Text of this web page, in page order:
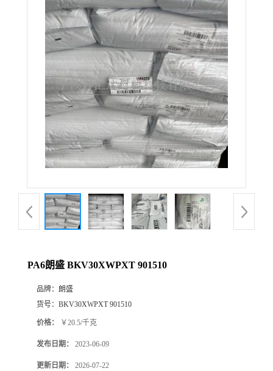
品
厅
PA6朗盛 BKV30XWPXT 901510
品牌：
朗盛
货号： BKV30XWPXT 901510
价格： ￥20.5/千克
发布日期： 2023-06-09
更新日期： 2026-07-22